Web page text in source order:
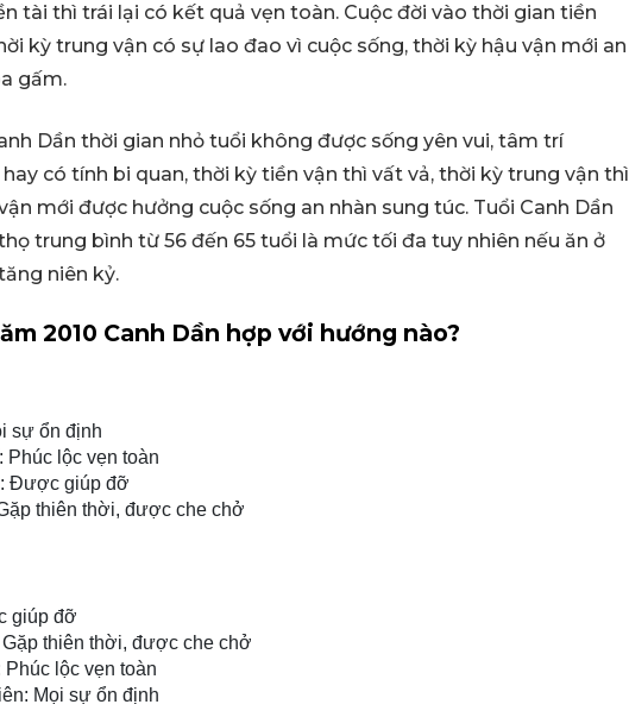
tài thì trái lại có kết quả vẹn toàn. Cuộc đời vào thời gian tiền
kỳ trung vận có sự lao đao vì cuộc sống, thời kỳ hậu vận mới an
gấm.
Dần thời gian nhỏ tuổi không được sống yên vui, tâm trí
có tính bi quan, thời kỳ tiền vận thì vất vả, thời kỳ trung vận thì
mới được hưởng cuộc sống an nhàn sung túc. Tuổi Canh Dần
trung bình từ 56 đến 65 tuổi là mức tối đa tuy nhiên nếu ăn ở
niên kỷ.
2010 Canh Dần hợp với hướng nào?
sự ổn định
lộc vẹn toàn
Được giúp đỡ
thiên thời, được che chở
giúp đỡ
thiên thời, được che chở
lộc vẹn toàn
Mọi sự ổn định